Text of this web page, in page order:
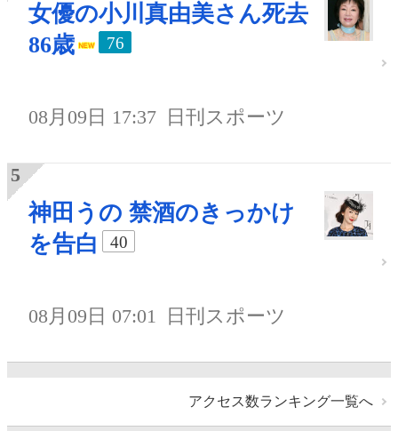
女優の小川真由美さん死去
86歳
76
08月09日 17:37 日刊スポーツ
神田うの 禁酒のきっかけ
を告白
40
08月09日 07:01 日刊スポーツ
アクセス数ランキング一覧へ